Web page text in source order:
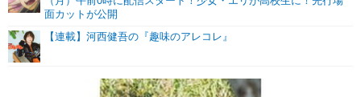
面カットが公開
【連載】河西健吾の『趣味のアレコレ』